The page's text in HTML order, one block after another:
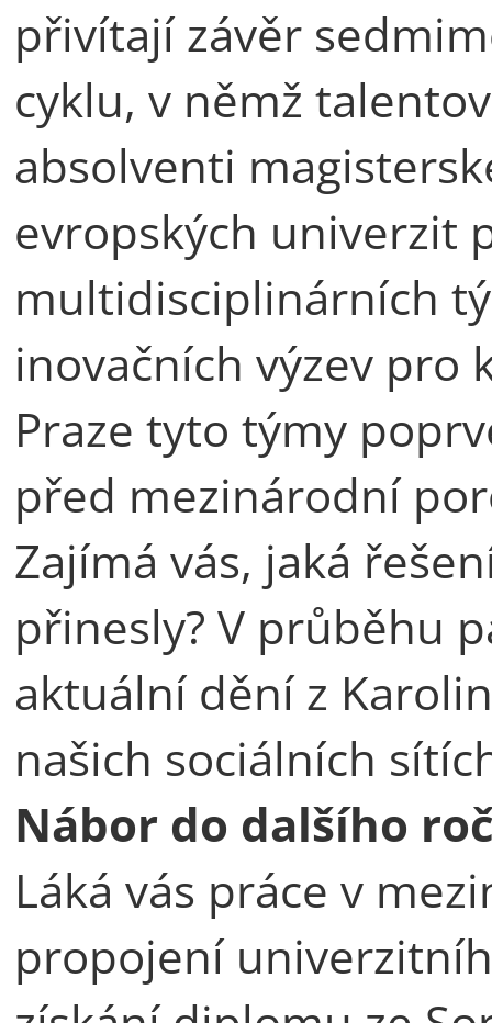
přivítají závěr
cyklu, v němž
absolventi
evropských univerzit
multidisciplinárních
inovačních výzev pro
Praze tyto týmy
před mezinárodní
Zajímá vás, jaká
přinesly? V průběhu
aktuální dění z
našich sociálních
Nábor do dalšího
Láká vás práce v
propojení